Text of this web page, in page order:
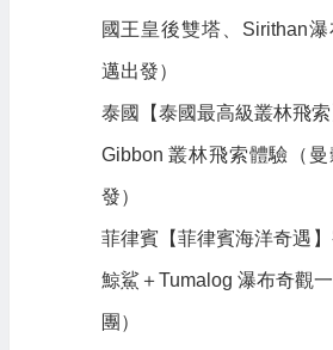
國王皇後雙塔、Sirithan
邁出發）
泰國【泰國最高級叢林飛
Gibbon 叢林飛索體驗（
發）
菲律賓【菲律賓海洋奇遇
鯨鯊＋Tumalog 瀑布奇觀
團）